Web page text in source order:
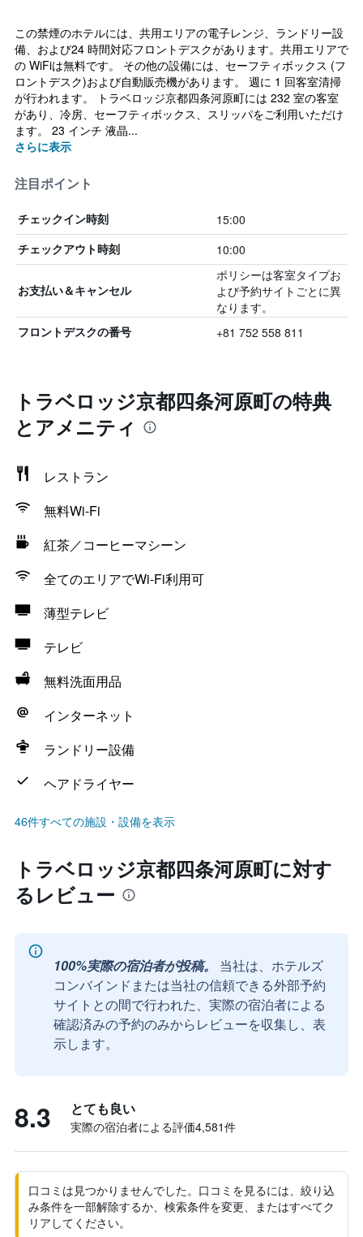
この禁煙のホテルには、共用エリアの電子レンジ、ランドリー設
備、および24 時間対応フロントデスクがあります。共用エリアで
の WiFiは無料です。 その他の設備には、セーフティボックス (フ
ロントデスク)および自動販売機があります。 週に 1 回客室清掃
が行われます。 トラベロッジ京都四条河原町には 232 室の客室
があり、冷房、セーフティボックス、スリッパをご利用いただけ
ます。 23 インチ 液晶...
さらに表示
注目ポイント
チェックイン時刻 15:00
チェックアウト時刻 10:00
お支払い＆キャンセル
ポリシーは客室タイプお
よび予約サイトごとに異
なります。
フロントデスクの番号 +81 752 558 811
トラベロッジ京都四条河原町の特典
とアメニティ
レストラン
無料Wi-Fi
紅茶／コーヒーマシーン
全てのエリアでWi-Fi利用可
薄型テレビ
テレビ
無料洗面用品
インターネット
ランドリー設備
ヘアドライヤー
46件すべての施設・設備を表示
トラベロッジ京都四条河原町に対す
るレビュー
100%実際の宿泊者が投稿。
当社は、ホテルズ
コンバインドまたは当社の信頼できる外部予約
サイトとの間で行われた、実際の宿泊者による
確認済みの予約のみからレビューを収集し、表
示します。
8.3 とても良い
実際の宿泊者による評価4,581​件
口コミは見つかりませんでした。口コミを見るには、絞り込
み条件を一部解除するか、検索条件を変更、またはすべてク
リアしてください。